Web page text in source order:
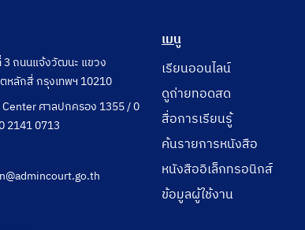
3 ถนนแจ้งวัฒนะ แขวง
หลักสี่ กรุงเทพฯ 10210
Center ศาลปกครอง 1355 / 0
2141 0713
เมนู
เรียนออนไลน์
ดูถ่ายทอดสด
สื่อการเรียนรู้
ค้นรายการหนังสือ
หนังสืออิเล็กทรอนิกส์
ข้อมูลผู้ใช้งาน